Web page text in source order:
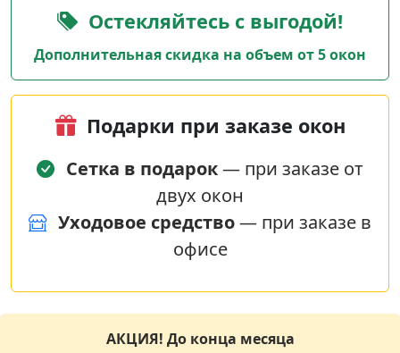
Остекляйтесь с выгодой!
Дополнительная скидка на объем от 5 окон
Подарки при заказе окон
Сетка в подарок— при заказе от
двух окон
Уходовое средство— при заказе в
офисе
АКЦИЯ! До конца месяца